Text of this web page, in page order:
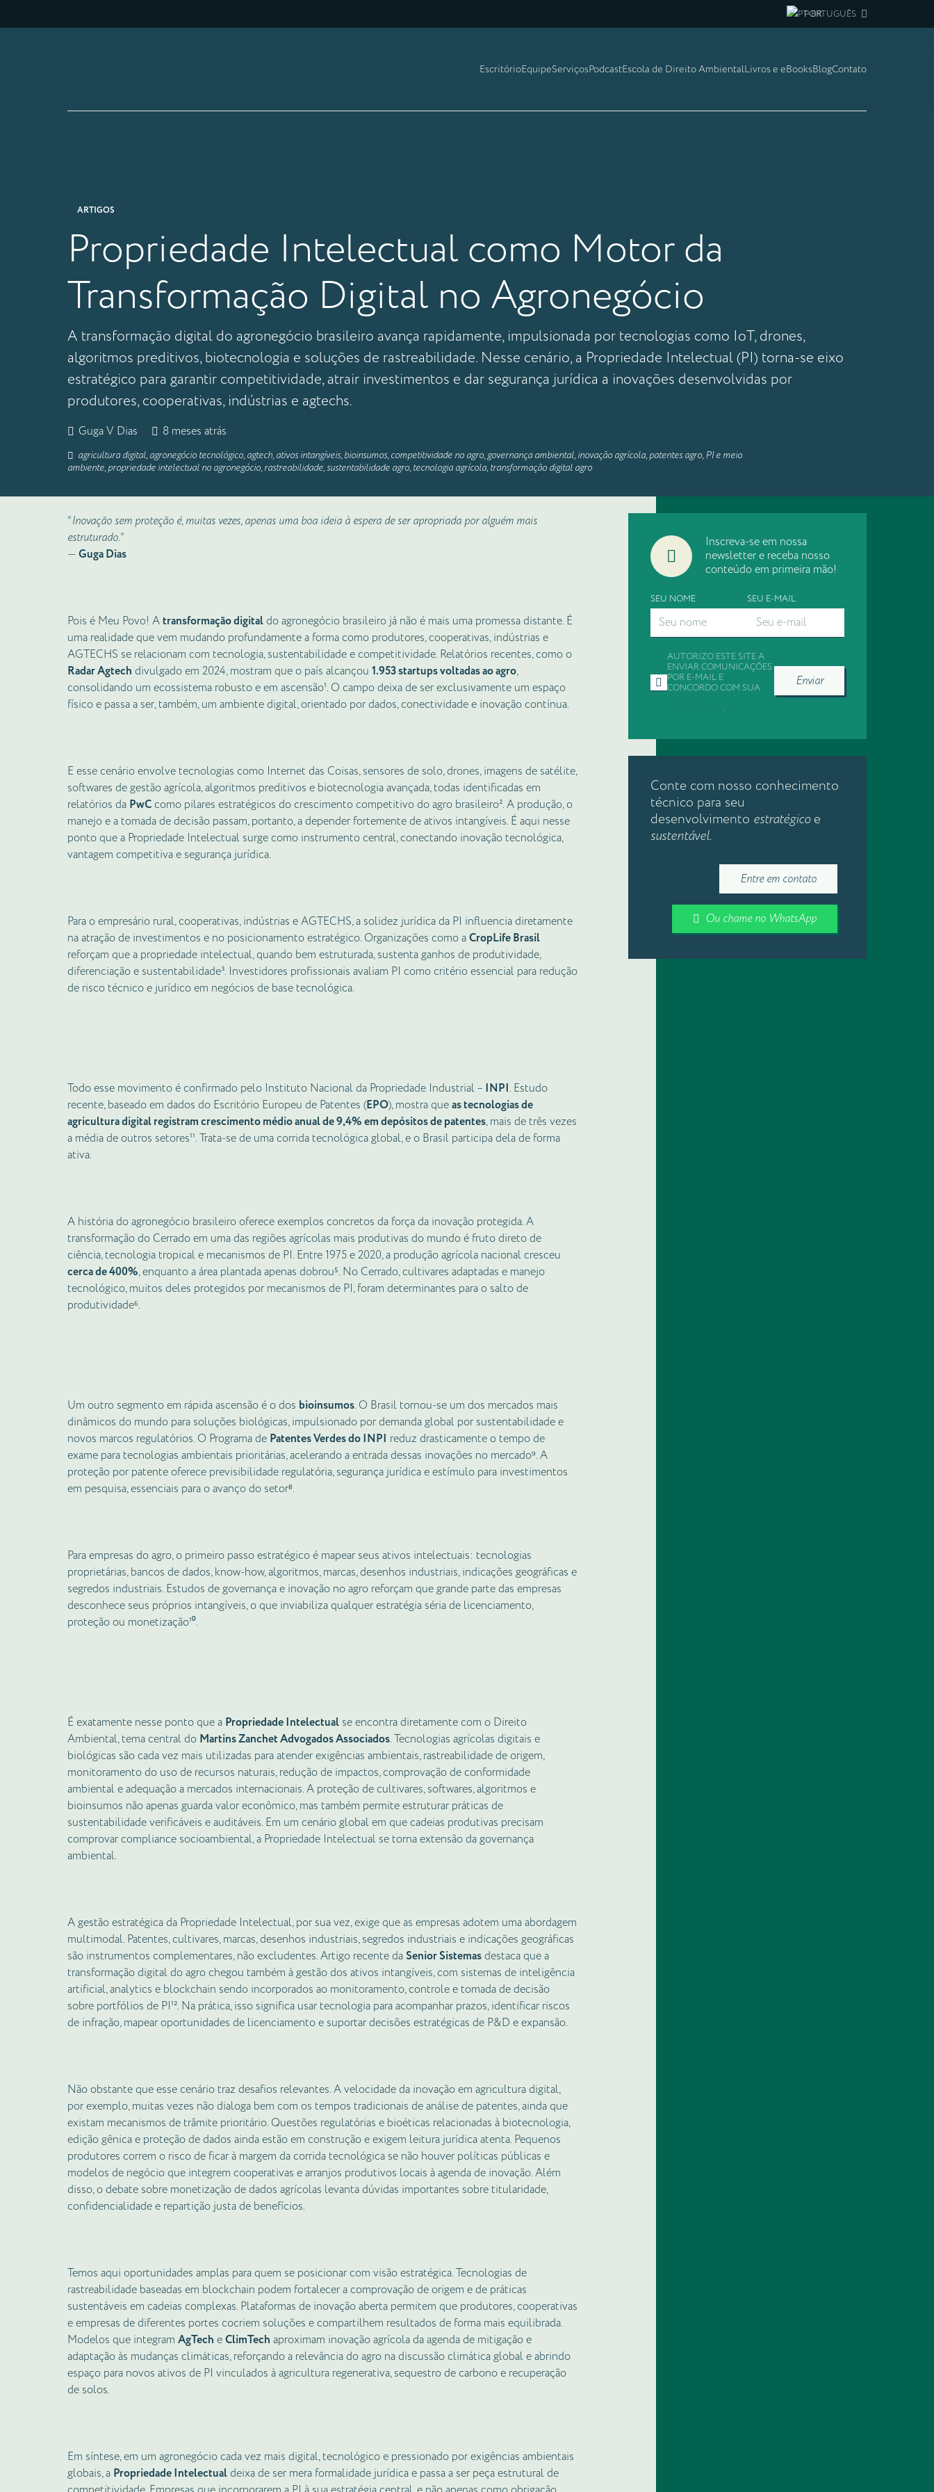
PORTUGUÊS
EscritórioEquipeServiçosPodcastEscola de Direito AmbientalLivros e eBooksBlogContato
ARTIGOS
Propriedade Intelectual como Motor da
Transformação Digital no Agronegócio
A transformação digital do agronegócio brasileiro avança rapidamente, impulsionada por tecnologias como IoT, drones,
algoritmos preditivos, biotecnologia e soluções de rastreabilidade. Nesse cenário, a Propriedade Intelectual (PI) torna-se eixo
estratégico para garantir competitividade, atrair investimentos e dar segurança jurídica a inovações desenvolvidas por
produtores, cooperativas, indústrias e agtechs.
Guga V Dias 8 meses atrás
agricultura digital,agronegócio tecnológico,agtech,ativos intangíveis,bioinsumos,competitividade no agro,governança ambiental,inovação agrícola,patentes agro,PI e meio
ambiente,propriedade intelectual no agronegócio,rastreabilidade,sustentabilidade agro,tecnologia agrícola,transformação digital agro
“Inovação sem proteção é, muitas vezes, apenas uma boa ideia à espera de ser apropriada por alguém mais
estruturado.”
—Guga Dias
Pois é Meu Povo! Atransformação digitaldo agronegócio brasileiro já não é mais uma promessa distante. É
uma realidade que vem mudando profundamente a forma como produtores, cooperativas, indústrias e
AGTECHS se relacionam com tecnologia, sustentabilidade e competitividade. Relatórios recentes, como o
Radar Agtech divulgado em 2024, mostram que o país alcançou 1.953 startups voltadas ao agro,
consolidando um ecossistema robusto e em ascensão¹. O campo deixa de ser exclusivamente um espaço
físico e passa a ser, também, um ambiente digital, orientado por dados, conectividade e inovação contínua.
E esse cenário envolve tecnologias como Internet das Coisas, sensores de solo, drones, imagens de satélite,
softwares de gestão agrícola, algoritmos preditivos e biotecnologia avançada, todas identificadas em
relatórios da PwCcomo pilares estratégicos do crescimento competitivo do agro brasileiro². A produção, o
manejo e a tomada de decisão passam, portanto, a depender fortemente de ativos intangíveis. É aqui nesse
ponto que a Propriedade Intelectual surge como instrumento central, conectando inovação tecnológica,
vantagem competitiva e segurança jurídica.
Para o empresário rural, cooperativas, indústrias e AGTECHS, a solidez jurídica da PI influencia diretamente
na atração de investimentos e no posicionamento estratégico. Organizações como aCropLife Brasil
reforçam que a propriedade intelectual, quando bem estruturada, sustenta ganhos de produtividade,
diferenciação e sustentabilidade³. Investidores profissionais avaliam PI como critério essencial para redução
de risco técnico e jurídico em negócios de base tecnológica.
Todo esse movimento é confirmado pelo Instituto Nacional da Propriedade Industrial – INPI. Estudo
recente, baseado em dados do Escritório Europeu de Patentes (EPO), mostra queas tecnologias de
agricultura digital registram crescimento médio anual de 9,4% em depósitos de patentes, mais de três vezes
a média de outros setores¹¹. Trata-se de uma corrida tecnológica global, e o Brasil participa dela de forma
ativa.
A história do agronegócio brasileiro oferece exemplos concretos da força da inovação protegida. A
transformação do Cerrado em uma das regiões agrícolas mais produtivas do mundo é fruto direto de
ciência, tecnologia tropical e mecanismos de PI. Entre 1975 e 2020, a produção agrícola nacional cresceu
cerca de 400%, enquanto a área plantada apenas dobrou⁵. No Cerrado, cultivares adaptadas e manejo
tecnológico, muitos deles protegidos por mecanismos de PI, foram determinantes para o salto de
produtividade⁶.
Um outro segmento em rápida ascensão é o dos bioinsumos. O Brasil tornou-se um dos mercados mais
dinâmicos do mundo para soluções biológicas, impulsionado por demanda global por sustentabilidade e
novos marcos regulatórios. O Programa de Patentes Verdes do INPI reduz drasticamente o tempo de
exame para tecnologias ambientais prioritárias, acelerando a entrada dessas inovações no mercado⁹. A
proteção por patente oferece previsibilidade regulatória, segurança jurídica e estímulo para investimentos
em pesquisa, essenciais para o avanço do setor⁸.
Para empresas do agro, o primeiro passo estratégico é mapear seus ativos intelectuais: tecnologias
proprietárias, bancos de dados, know-how, algoritmos, marcas, desenhos industriais, indicações geográficas e
segredos industriais. Estudos de governança e inovação no agro reforçam que grande parte das empresas
desconhece seus próprios intangíveis, o que inviabiliza qualquer estratégia séria de licenciamento,
proteção ou monetização¹⁰.
É exatamente nesse ponto que a Propriedade Intelectual se encontra diretamente com o Direito
Ambiental, tema central do Martins Zanchet Advogados Associados. Tecnologias agrícolas digitais e
biológicas são cada vez mais utilizadas para atender exigências ambientais, rastreabilidade de origem,
monitoramento do uso de recursos naturais, redução de impactos, comprovação de conformidade
ambiental e adequação a mercados internacionais. A proteção de cultivares, softwares, algoritmos e
bioinsumos não apenas guarda valor econômico, mas também permite estruturar práticas de
sustentabilidade verificáveis e auditáveis. Em um cenário global em que cadeias produtivas precisam
comprovar compliance socioambiental, a Propriedade Intelectual se torna extensão da governança
ambiental.
A gestão estratégica da Propriedade Intelectual, por sua vez, exige que as empresas adotem uma abordagem
multimodal. Patentes, cultivares, marcas, desenhos industriais, segredos industriais e indicações geográficas
são instrumentos complementares, não excludentes. Artigo recente da Senior Sistemasdestaca que a
transformação digital do agro chegou também à gestão dos ativos intangíveis, com sistemas de inteligência
artificial, analytics e blockchain sendo incorporados ao monitoramento, controle e tomada de decisão
sobre portfólios de PI¹². Na prática, isso significa usar tecnologia para acompanhar prazos, identificar riscos
de infração, mapear oportunidades de licenciamento e suportar decisões estratégicas de P&D e expansão.
Não obstante que esse cenário traz desafios relevantes. A velocidade da inovação em agricultura digital,
por exemplo, muitas vezes não dialoga bem com os tempos tradicionais de análise de patentes, ainda que
existam mecanismos de trâmite prioritário. Questões regulatórias e bioéticas relacionadas à biotecnologia,
edição gênica e proteção de dados ainda estão em construção e exigem leitura jurídica atenta. Pequenos
produtores correm o risco de ficar à margem da corrida tecnológica se não houver políticas públicas e
modelos de negócio que integrem cooperativas e arranjos produtivos locais à agenda de inovação. Além
disso, o debate sobre monetização de dados agrícolas levanta dúvidas importantes sobre titularidade,
confidencialidade e repartição justa de benefícios.
Temos aqui oportunidades amplas para quem se posicionar com visão estratégica. Tecnologias de
rastreabilidade baseadas em blockchain podem fortalecer a comprovação de origem e de práticas
sustentáveis em cadeias complexas. Plataformas de inovação aberta permitem que produtores, cooperativas
e empresas de diferentes portes cocriem soluções e compartilhem resultados de forma mais equilibrada.
Modelos que integram AgTech eClimTech aproximam inovação agrícola da agenda de mitigação e
adaptação às mudanças climáticas, reforçando a relevância do agro na discussão climática global e abrindo
espaço para novos ativos de PI vinculados à agricultura regenerativa, sequestro de carbono e recuperação
de solos.
Em síntese, em um agronegócio cada vez mais digital, tecnológico e pressionado por exigências ambientais
globais, a Propriedade Intelectualdeixa de ser mera formalidade jurídica e passa a ser peça estrutural de
Inscreva-se em nossa
newsletter e receba nosso
conteúdo em primeira mão!
SEU NOME SEU E-MAIL
AUTORIZO ESTE SITE A
ENVIAR COMUNICAÇÕES
POR E-MAIL E
CONCORDO COM SUA
.
Enviar
Conte com nosso conhecimento
técnico para seu
desenvolvimento estratégicoe
sustentável.
Entre em contato
Ou chame no WhatsApp